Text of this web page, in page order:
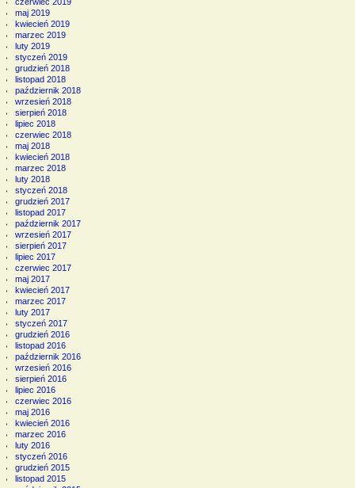
maj 2019
kwiecień 2019
marzec 2019
luty 2019
styczeń 2019
grudzień 2018
listopad 2018
październik 2018
wrzesień 2018
sierpień 2018
lipiec 2018
czerwiec 2018
maj 2018
kwiecień 2018
marzec 2018
luty 2018
styczeń 2018
grudzień 2017
listopad 2017
październik 2017
wrzesień 2017
sierpień 2017
lipiec 2017
czerwiec 2017
maj 2017
kwiecień 2017
marzec 2017
luty 2017
styczeń 2017
grudzień 2016
listopad 2016
październik 2016
wrzesień 2016
sierpień 2016
lipiec 2016
czerwiec 2016
maj 2016
kwiecień 2016
marzec 2016
luty 2016
styczeń 2016
grudzień 2015
listopad 2015